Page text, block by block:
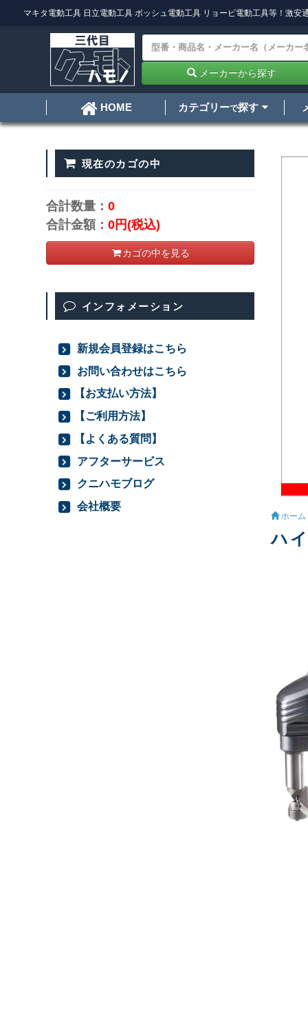
マキタ電動工具 日立電動工具 ボッシュ電動工具 リョービ電動工具等！激安
メーカーから探す
HOME カテゴリーで探す
ホーム
ハ
現在のカゴの中
合計数量：0
合計金額：0円(税込)
カゴの中を見る
インフォメーション
新規会員登録はこちら
お問い合わせはこちら
【お支払い方法】
【ご利用方法】
【よくある質問】
アフターサービス
クニハモブログ
会社概要